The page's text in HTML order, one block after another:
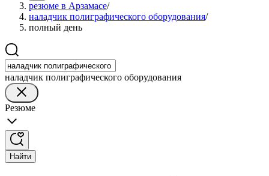
резюме в Арзамасе/
наладчик полиграфического оборудования/
полный день
наладчик полиграфического оборудования
Резюме
Найти